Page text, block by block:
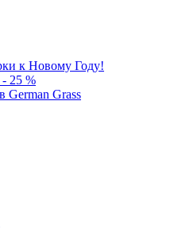
к Новому Году!
25 %
German Grass